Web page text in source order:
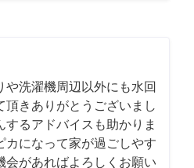
や洗濯機周辺以外にも水回
頂きありがとうございまし
するアドバイスも助かりま
カになって家が過ごしやす
会があればよろしくお願い